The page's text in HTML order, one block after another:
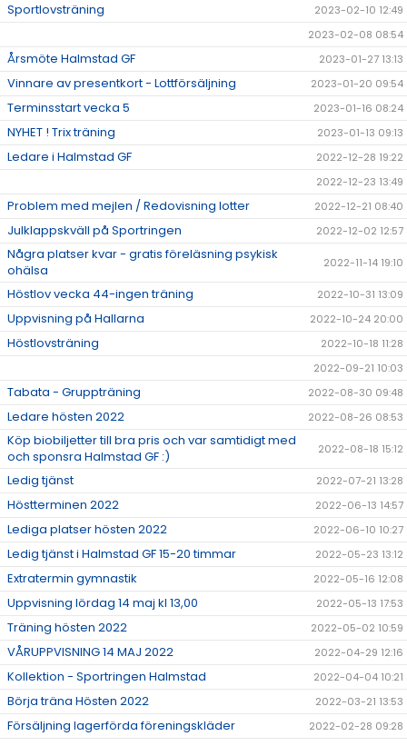
Sportlovsträning
2023-02-10 12:49
2023-02-08 08:54
Årsmöte Halmstad GF 2023-01-27 13:13
Vinnare av presentkort - Lottförsäljning 2023-01-20 09:54
Terminsstart vecka 5 2023-01-16 08:24
NYHET ! Trix träning 2023-01-13 09:13
Ledare i Halmstad GF
2022-12-28 19:22
2022-12-23 13:49
Problem med mejlen / Redovisning lotter 2022-12-21 08:40
Julklappskväll på Sportringen 2022-12-02 12:57
Några platser kvar - gratis föreläsning psykisk
ohälsa
2022-11-14 19:10
Höstlov vecka 44-ingen träning 2022-10-31 13:09
Uppvisning på Hallarna 2022-10-24 20:00
Höstlovsträning
2022-10-18 11:28
2022-09-21 10:03
Tabata - Gruppträning 2022-08-30 09:48
Ledare hösten 2022 2022-08-26 08:53
Köp biobiljetter till bra pris och var samtidigt med
och sponsra Halmstad GF :)
2022-08-18 15:12
Ledig tjänst 2022-07-21 13:28
Höstterminen 2022 2022-06-13 14:57
Lediga platser hösten 2022 2022-06-10 10:27
Ledig tjänst i Halmstad GF 15-20 timmar 2022-05-23 13:12
Extratermin gymnastik 2022-05-16 12:08
Uppvisning lördag 14 maj kl 13,00 2022-05-13 17:53
Träning hösten 2022 2022-05-02 10:59
VÅRUPPVISNING 14 MAJ 2022 2022-04-29 12:16
Kollektion - Sportringen Halmstad 2022-04-04 10:21
Börja träna Hösten 2022 2022-03-21 13:53
Försäljning lagerförda föreningskläder 2022-02-28 09:28